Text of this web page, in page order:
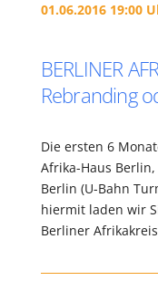
01.06.2016 19:00
BERLINER
Rebranding
Die ersten 6
Afrika-Haus
Berlin (U-Bahn
hiermit laden wir
Berliner